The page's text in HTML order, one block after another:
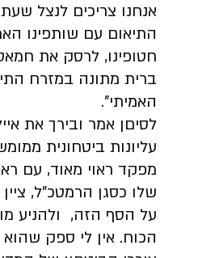
אנחנו צריכים לנצל
התיאום עם שותפינו
חטופינו, לרסק את
ברית מתונה במזרח
האמיתי".
לסיםן אמר ובירך את
עליונות ביטחונית
מפקד ראוי מאוד, עם
שלו כסגן הרמטכ"ל,
על הסף הזה, ולהניע
הכוח. אין לי ספק